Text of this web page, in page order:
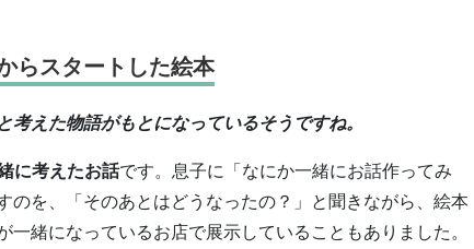
らスタートした絵本
えた物語がもとになっているそうですね。
に考えたお話です。息子に「なにか一緒にお話作ってみ
のを、「そのあとはどうなったの？」と聞きながら、絵本
緒になっているお店で展示していることもありました。